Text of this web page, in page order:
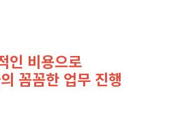
인 비용으로
꼼꼼한 업무 진행